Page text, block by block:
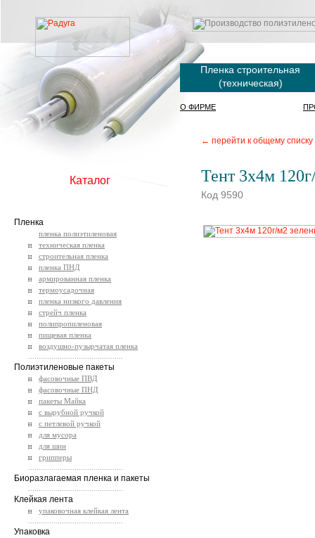
Пленка строительная
(техническая)
О ФИРМЕ
← перейти к общему списку
Тент 3х4м
Код 9590
Каталог
Пленка
пленка полиэтиленовая
техническая пленка
строительная пленка
пленка ПНД
армированная пленка
термоусадочная
пленка низкого давления
стрейч пленка
полипропиленовая
пищевая пленка
воздушно-пузырчатая пленка
Полиэтиленовые пакеты
фасовочные ПВД
фасовочные ПНД
пакеты Майка
с вырубной ручкой
с петлевой ручкой
для мусора
для шин
грипперы
Биоразлагаемая пленка и пакеты
Клейкая лента
упаковочная клейкая лента
Упаковка